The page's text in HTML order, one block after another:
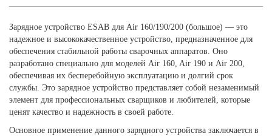
Зарядное устройство ESAB для Air 160/190/200 (большое) — это
надежное и высококачественное устройство, предназначенное для
обеспечения стабильной работы сварочных аппаратов. Оно
разработано специально для моделей Air 160, Air 190 и Air 200,
обеспечивая их бесперебойную эксплуатацию и долгий срок
службы. Это зарядное устройство представляет собой незаменимый
элемент для профессиональных сварщиков и любителей, которые
ценят качество и надежность в своей работе.
Основное применение данного зарядного устройства заключается в